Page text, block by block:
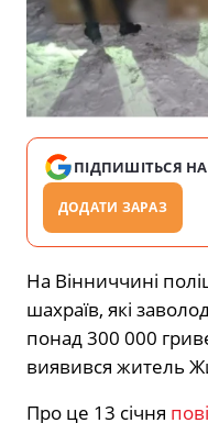
ПІДПИШІТЬСЯ НА
ДОДАТИ ЗАРАЗ
На Вінниччині
шахраїв, які
понад 300 000
виявився житель
Про це 13 січня